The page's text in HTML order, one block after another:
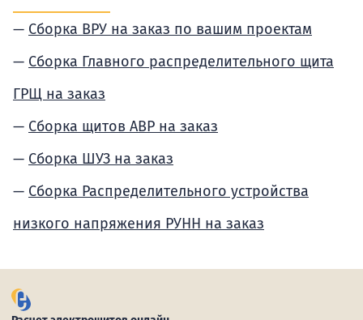
Сборка ВРУ на заказ по вашим проектам
Сборка Главного распределительного щита
ГРЩ на заказ
Сборка щитов АВР на заказ
Сборка ШУЗ на заказ
Сборка Распределительного устройства
низкого напряжения РУНН на заказ